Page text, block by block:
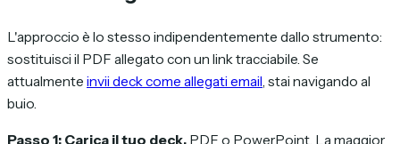
L'approccio è lo stesso indipendentemente dallo strumento:
sostituisci il PDF allegato con un link tracciabile. Se
attualmente invii deck come allegati email, stai navigando al
buio.
Passo 1: Carica il tuo deck. PDF o PowerPoint. La maggior